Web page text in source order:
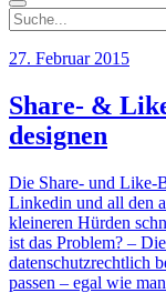
27. Februar 2015
Share- &
designen
Die Share- und Like-
Linkedin und all den
kleineren Hürden
ist das Problem? –
datenschutzrechtlich
passen – egal wie